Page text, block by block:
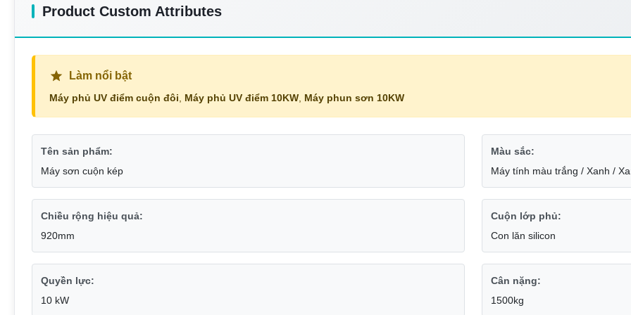
Product Custom Attributes
Làm nổi bật
Máy phủ UV điểm cuộn đôi Máy phủ UV điểm 10KW Máy phun sơn 10KW
Tên sản phẩm:
Máy sơn cuộn kép
Màu sắc:
Máy tính màu trắng / Xanh /
Chiều rộng hiệu quả:
920mm
Cuộn lớp phủ:
Con lăn silicon
Quyền lực:
10 kW
Cân nặng:
1500kg